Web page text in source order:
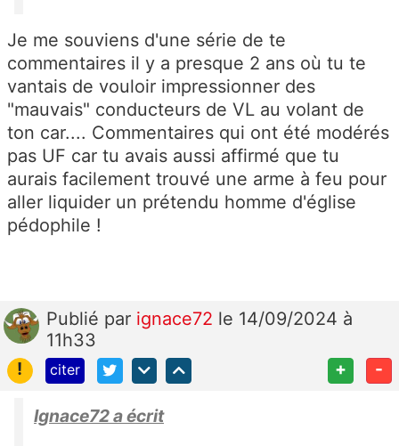
Je me souviens d'une série de te
commentaires il y a presque 2 ans où tu te
vantais de vouloir impressionner des
"mauvais" conducteurs de VL au volant de
ton car.... Commentaires qui ont été modérés
pas UF car tu avais aussi affirmé que tu
aurais facilement trouvé une arme à feu pour
aller liquider un prétendu homme d'église
pédophile !
Publié par ignace72 le 14/09/2024 à
11h33
!
citer + -
Ignace72 a écrit